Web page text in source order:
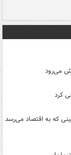
می‌رود
کرد
که به اقتصاد می‌رسد